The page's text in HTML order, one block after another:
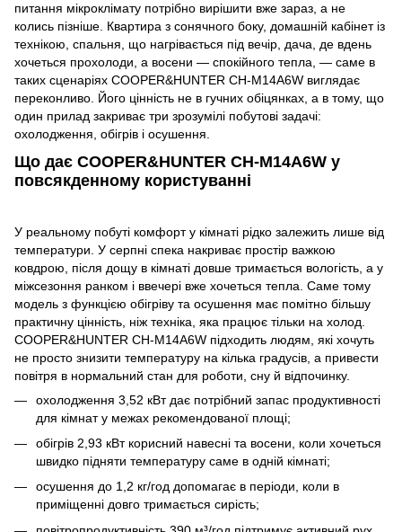
питання мікроклімату потрібно вирішити вже зараз, а не
колись пізніше. Квартира з сонячного боку, домашній кабінет із
технікою, спальня, що нагрівається під вечір, дача, де вдень
хочеться прохолоди, а восени — спокійного тепла, — саме в
таких сценаріях COOPER&HUNTER CH-M14A6W виглядає
переконливо. Його цінність не в гучних обіцянках, а в тому, що
один прилад закриває три зрозумілі побутові задачі:
охолодження, обігрів і осушення.
Що дає COOPER&HUNTER CH-M14A6W у
повсякденному користуванні
У реальному побуті комфорт у кімнаті рідко залежить лише від
температури. У серпні спека накриває простір важкою
ковдрою, після дощу в кімнаті довше тримається вологість, а у
міжсезоння ранком і ввечері вже хочеться тепла. Саме тому
модель з функцією обігріву та осушення має помітно більшу
практичну цінність, ніж техніка, яка працює тільки на холод.
COOPER&HUNTER CH-M14A6W підходить людям, які хочуть
не просто знизити температуру на кілька градусів, а привести
повітря в нормальний стан для роботи, сну й відпочинку.
охолодження 3,52 кВт дає потрібний запас продуктивності
для кімнат у межах рекомендованої площі;
обігрів 2,93 кВт корисний навесні та восени, коли хочеться
швидко підняти температуру саме в одній кімнаті;
осушення до 1,2 кг/год допомагає в періоди, коли в
приміщенні довго тримається сирість;